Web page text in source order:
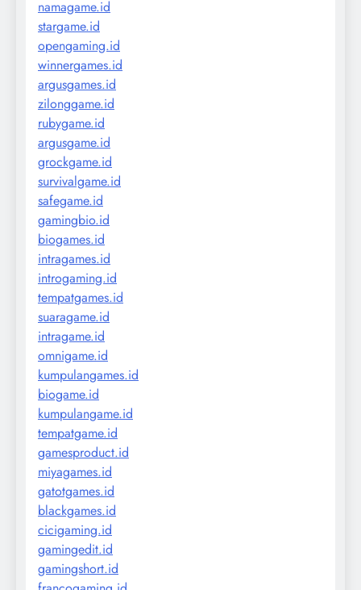
namagame.id
stargame.id
opengaming.id
winnergames.id
argusgames.id
zilonggame.id
rubygame.id
argusgame.id
grockgame.id
survivalgame.id
safegame.id
gamingbio.id
biogames.id
intragames.id
introgaming.id
tempatgames.id
suaragame.id
intragame.id
omnigame.id
kumpulangames.id
biogame.id
kumpulangame.id
tempatgame.id
gamesproduct.id
miyagames.id
gatotgames.id
blackgames.id
cicigaming.id
gamingedit.id
gamingshort.id